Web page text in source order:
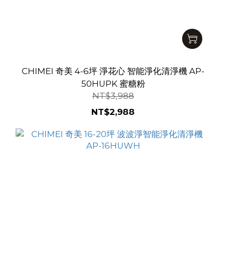
CHIMEI 奇美 4-6坪 淨花心 智能淨化清淨機 AP-
50HUPK 蜜糖粉
NT$3,988
NT$2,988